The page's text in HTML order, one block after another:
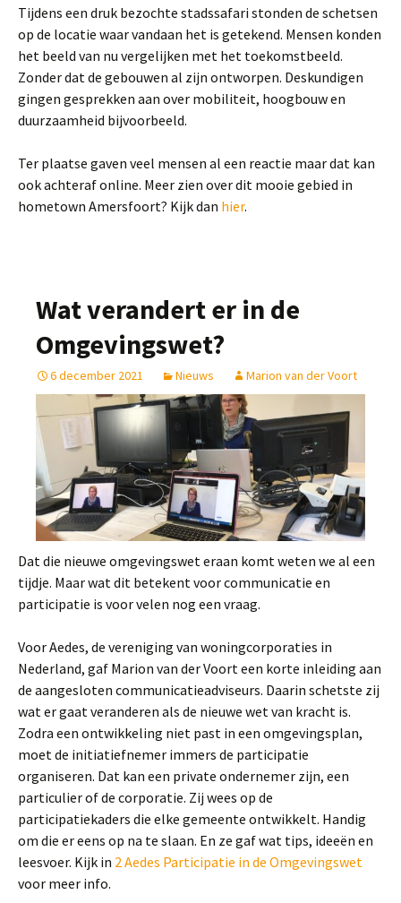
Tijdens een druk bezochte stadssafari stonden de schetsen
op de locatie waar vandaan het is getekend. Mensen konden
het beeld van nu vergelijken met het toekomstbeeld.
Zonder dat de gebouwen al zijn ontworpen. Deskundigen
gingen gesprekken aan over mobiliteit, hoogbouw en
duurzaamheid bijvoorbeeld.
Ter plaatse gaven veel mensen al een reactie maar dat kan
ook achteraf online. Meer zien over dit mooie gebied in
hometown Amersfoort? Kijk dan hier.
Wat verandert er in de
Omgevingswet?
6 december 2021 Nieuws Marion van der Voort
Dat die nieuwe omgevingswet eraan komt weten we al een
tijdje. Maar wat dit betekent voor communicatie en
participatie is voor velen nog een vraag.
Voor Aedes, de vereniging van woningcorporaties in
Nederland, gaf Marion van der Voort een korte inleiding aan
de aangesloten communicatieadviseurs. Daarin schetste zij
wat er gaat veranderen als de nieuwe wet van kracht is.
Zodra een ontwikkeling niet past in een omgevingsplan,
moet de initiatiefnemer immers de participatie
organiseren. Dat kan een private ondernemer zijn, een
particulier of de corporatie. Zij wees op de
participatiekaders die elke gemeente ontwikkelt. Handig
om die er eens op na te slaan. En ze gaf wat tips, ideeën en
leesvoer. Kijk in 2 Aedes Participatie in de Omgevingswet
voor meer info.